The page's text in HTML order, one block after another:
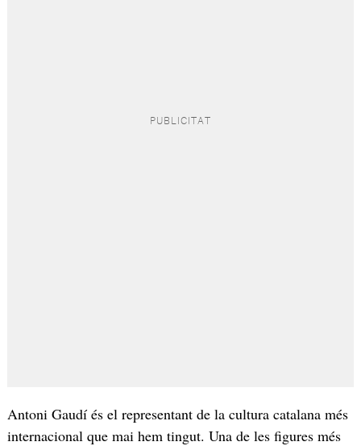
Antoni Gaudí és el representant de la cultura catalana més
internacional que mai hem tingut. Una de les figures més